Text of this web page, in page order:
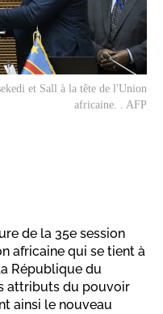
et Sall à la tête de l'Union
africaine. . AFP
de la 35e session
africaine qui se tient à
République du
attributs du pouvoir
ainsi le nouveau